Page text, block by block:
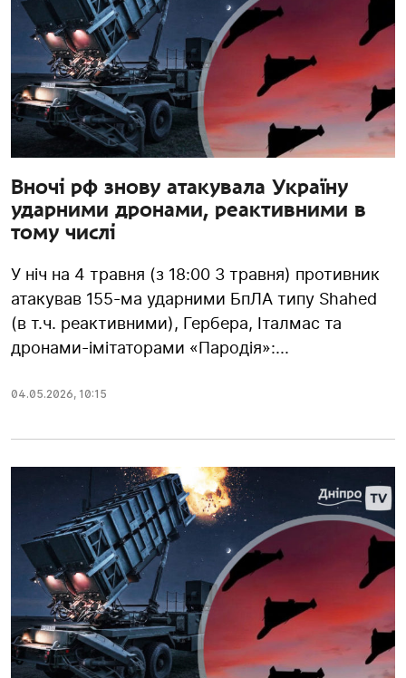
Вночі рф знову атакувала Україну
ударними дронами, реактивними в
тому числі
У ніч на 4 травня (з 18:00 3 травня) противник
атакував 155-ма ударними БпЛА типу Shahed
(в т.ч. реактивними), Гербера, Італмас та
дронами-імітаторами «Пародія»:...
04.05.2026, 10:15